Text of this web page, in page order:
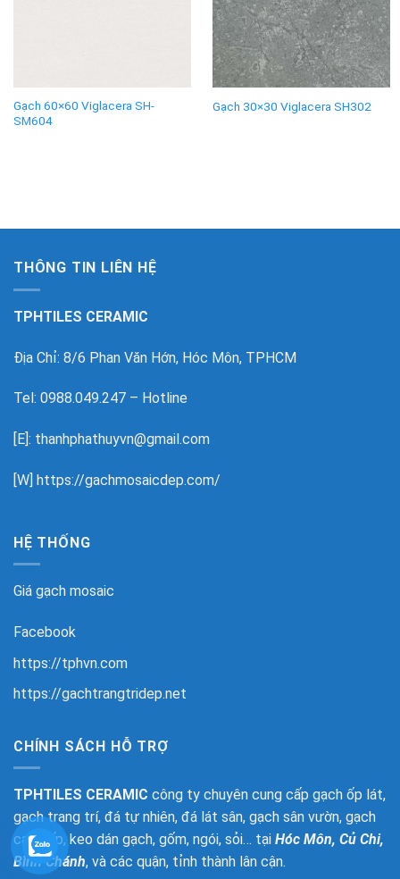
Gạch 60×60 Viglacera SH-
SM604
Gạch 30×30 Viglacera SH302
THÔNG TIN LIÊN HỆ
TPHTILES CERAMIC
Địa Chỉ: 8/6 Phan Văn Hớn, Hóc Môn, TPHCM
Tel: 0988.049.247 – Hotline
[E]: thanhphathuyvn@gmail.com
[W] https://gachmosaicdep.com/
HỆ THỐNG
Giá gạch mosaic
Facebook
https://tphvn.com
https://gachtrangtridep.net
CHÍNH SÁCH HỖ TRỢ
TPHTILES CERAMIC công ty chuyên cung cấp gạch ốp lát,
gạch trang trí, đá tự nhiên, đá lát sân, gạch sân vườn, gạch
cao cấp, keo dán gạch, gốm, ngói, sỏi… tại Hóc Môn, Củ Chi,
Bình Chánh, và các quận, tỉnh thành lân cận.